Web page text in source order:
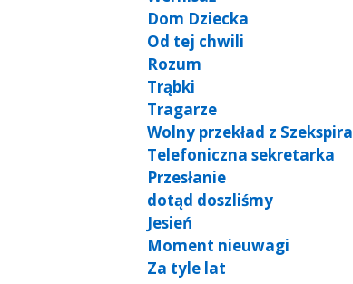
Dom Dziecka
Od tej chwili
Rozum
Trąbki
Tragarze
Wolny przekład z Szekspira
Telefoniczna sekretarka
Przesłanie
dotąd doszliśmy
Jesień
Moment nieuwagi
Za tyle lat